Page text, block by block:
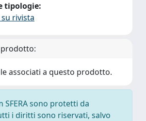
tipologie:
rivista
associati a questo prodotto.
SFERA sono protetti da
i diritti sono riservati, salvo